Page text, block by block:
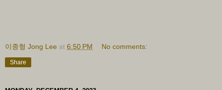
이종형 Jong Lee at 6:50 PM No comments:
Share